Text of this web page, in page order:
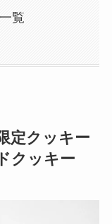
覧
定クッキー
クッキー